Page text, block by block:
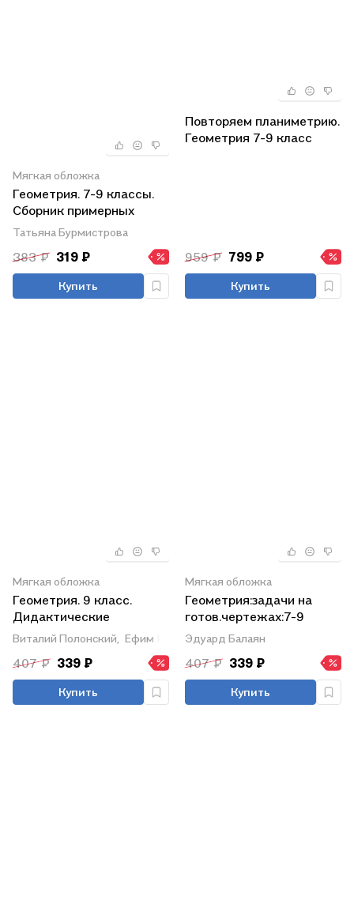
Мягкая обложка
Геометрия. 7-9 классы.
Сборник примерных
рабочих программ.
Учебное пособие для
общеобразовательных
организаций
Татьяна Бурмистрова
383 ₽ 319 ₽
Купить
Повторяем планиметрию.
Геометрия 7-9 класс
959 ₽ 799 ₽
Купить
Мягкая обложка
Геометрия. 9 класс.
Дидактические
материалы
Виталий Полонский, Ефим Рабинович, Аркадий Мерзляк
407 ₽ 339 ₽
Купить
Мягкая обложка
Геометрия:задачи на
готов.чертежах:7-9
кл.:базов. дп
Эдуард Балаян
407 ₽ 339 ₽
Купить